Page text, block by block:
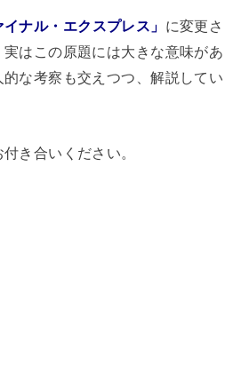
イナル・エクスプレス」 に変更さ
はこの原題には大きな意味があ
な考察も交えつつ、解説してい
き合いください。